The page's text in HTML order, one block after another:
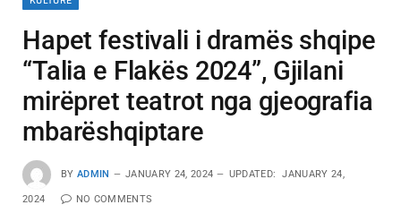
Hapet festivali i dramës shqipe
“Talia e Flakës 2024”, Gjilani
mirëpret teatrot nga gjeografia
mbarëshqiptare
BY ADMIN JANUARY 24, 2024 UPDATED: JANUARY 24,
2024 NO COMMENTS